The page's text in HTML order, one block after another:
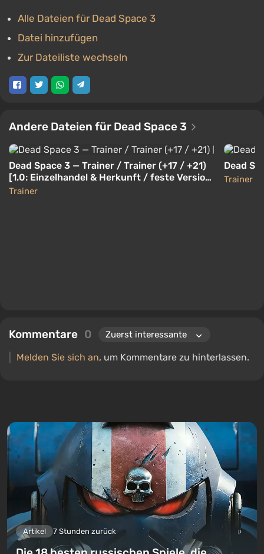
Alle Dateien für Dead Space 3
Datei hinzufügen
Zur Dateiliste wechseln
Andere Dateien für Dead Space 3
Dead Space 3 — Trainer / Trainer (+17 / +21)
[1.0: Einzelhandel & Herkunft / feste Version]
[Lingon]
Trainer
Dead
Trainer
Kommentare 0
Melden Sie sich an, um Kommentare zu hinterlassen.
Artikel 7 Stunden zurück